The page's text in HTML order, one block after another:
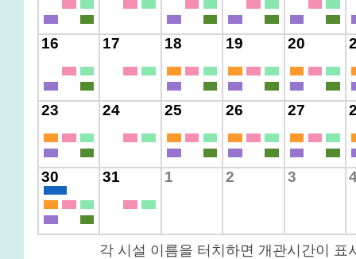
16 17 18 19 20
23 24 25 26 27
30 31 1 2 3
각 시설 이름을 터치하면 개관시간이 표